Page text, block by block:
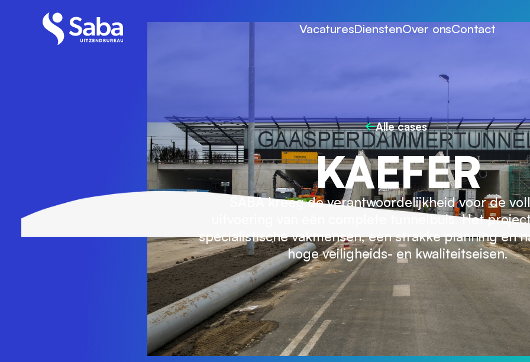
VacaturesDienstenOver onsContact
Alle cases
KAEFER
SABA kreeg de verantwoordelijkheid voor de
uitvoering van één complete tunnelbuis. Het
specialistische vakmensen, een strakke planning en
hoge veiligheids- en kwaliteitseisen.